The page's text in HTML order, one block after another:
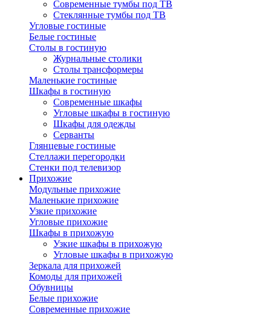
Современные тумбы под ТВ
Стеклянные тумбы под ТВ
Угловые гостиные
Белые гостиные
Столы в гостиную
Журнальные столики
Столы трансформеры
Маленькие гостиные
Шкафы в гостиную
Современные шкафы
Угловые шкафы в гостиную
Шкафы для одежды
Серванты
Глянцевые гостиные
Стеллажи перегородки
Стенки под телевизор
Прихожие
Модульные прихожие
Маленькие прихожие
Узкие прихожие
Угловые прихожие
Шкафы в прихожую
Узкие шкафы в прихожую
Угловые шкафы в прихожую
Зеркала для прихожей
Комоды для прихожей
Обувницы
Белые прихожие
Современные прихожие